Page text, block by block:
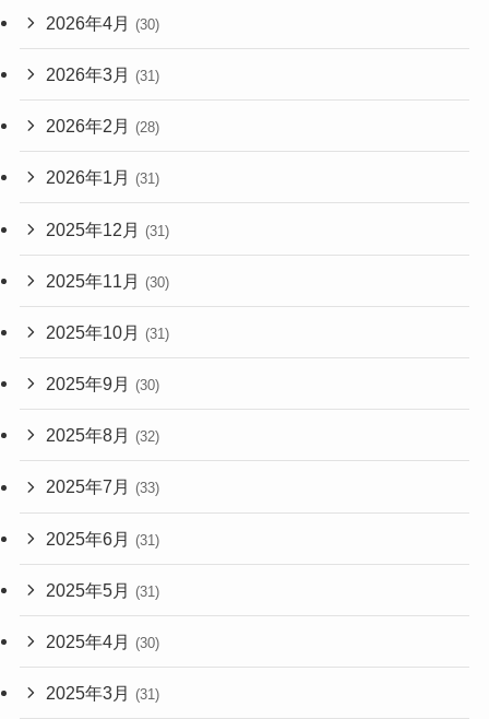
2026年4月 (30)
2026年3月 (31)
2026年2月 (28)
2026年1月 (31)
2025年12月 (31)
2025年11月 (30)
2025年10月 (31)
2025年9月 (30)
2025年8月 (32)
2025年7月 (33)
2025年6月 (31)
2025年5月 (31)
2025年4月 (30)
2025年3月 (31)